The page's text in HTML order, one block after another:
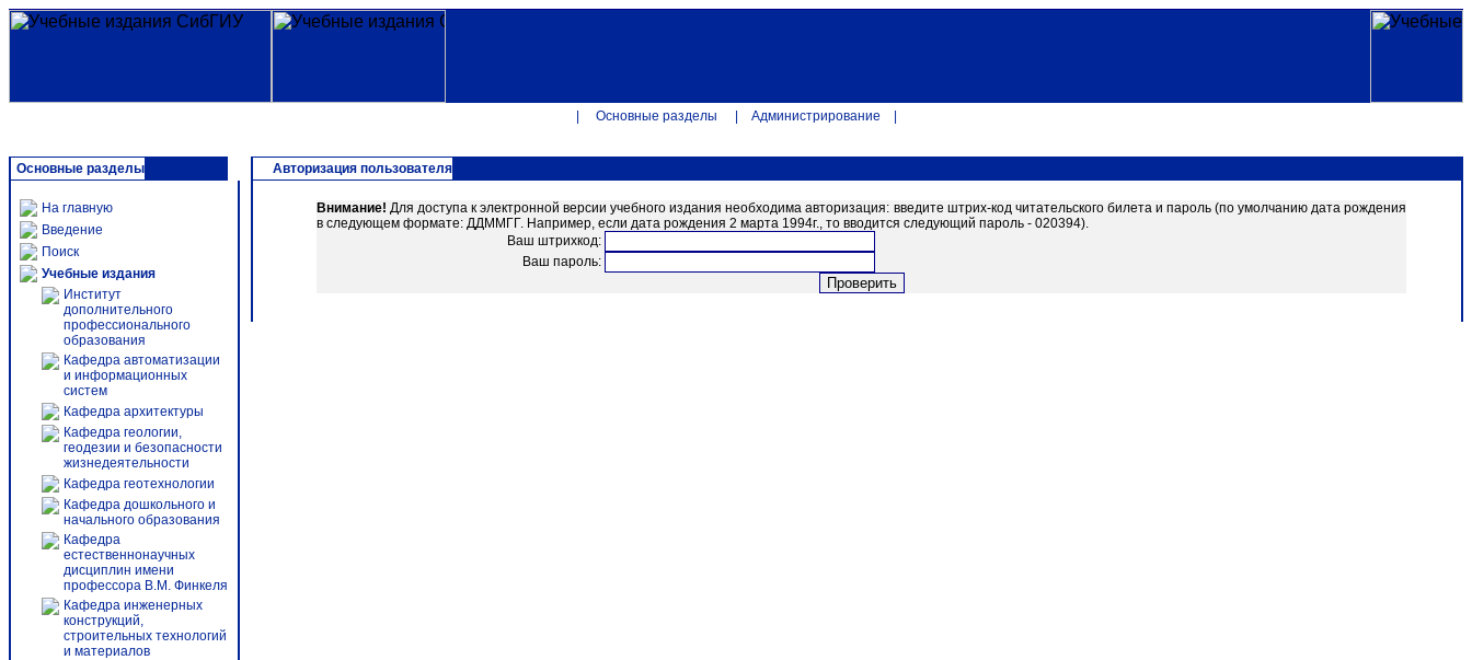
Основные разделы Администрирование
Основные разделы
На главную
Введение
Поиск
Учебные издания
Институт
дополнительного
профессионального
образования
Кафедра автоматизации
и информационных
систем
Кафедра архитектуры
Кафедра геологии,
геодезии и безопасности
жизнедеятельности
Кафедра геотехнологии
Кафедра дошкольного и
начального образования
Кафедра
естественнонаучных
дисциплин имени
профессора В.М. Финкеля
Кафедра инженерных
конструкций,
строительных технологий
и материалов
Авторизация пользователя
Внимание! Для доступа к электронной версии учебного издания необходима авторизация: введите штрих-код читательского билета и пароль (по умолчанию дата рождения
в следующем формате: ДДММГГ. Например, если дата рождения 2 марта 1994г., то вводится следующий пароль - 020394).
Ваш штрихкод:
Ваш пароль: